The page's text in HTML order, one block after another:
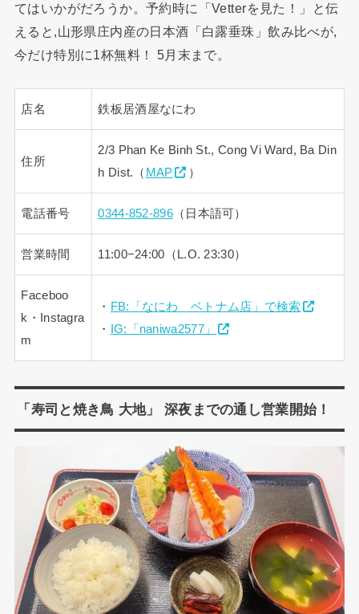
てはいかがだろうか。予約時に「Vetterを見た！」と伝
えると,山形県庄内産の日本酒「白露垂珠」飲み比べが,
今だけ特別に1杯無料！ 5月末まで。
店名 鉄板居酒屋なにわ
住所
2/3 Phan Ke Binh St., Cong Vi Ward, Ba Din
h Dist.（ MAP ）
電話番号 0344-852-896（日本語可）
営業時間 11:00−24:00（L.O. 23:30）
Faceboo
k・Instagra
m
・ FB:「なにわ ベトナム店」で検索
・
IG:「naniwa2577」
「寿司と焼き鳥 大地」 深夜までの通し営業開始！